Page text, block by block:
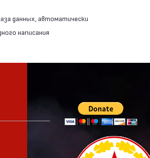
данных, автоматически
написания